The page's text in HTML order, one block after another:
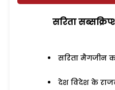
सरिता
सरिता मैगजीन
देश विदेश के